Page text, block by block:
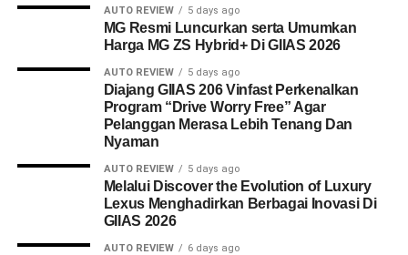
AUTO REVIEW 5 days ago
MG Resmi Luncurkan serta Umumkan
Harga MG ZS Hybrid+ Di GIIAS 2026
AUTO REVIEW 5 days ago
Diajang GIIAS 206 Vinfast Perkenalkan
Program “Drive Worry Free” Agar
Pelanggan Merasa Lebih Tenang Dan
Nyaman
AUTO REVIEW 5 days ago
Melalui Discover the Evolution of Luxury
Lexus Menghadirkan Berbagai Inovasi Di
GIIAS 2026
AUTO REVIEW 6 days ago